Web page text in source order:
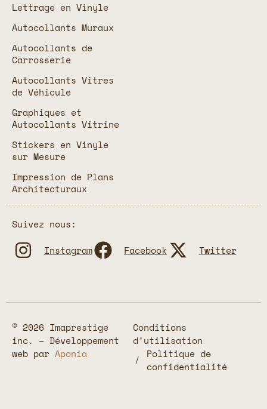
Lettrage en Vinyle
Autocollants Muraux
Autocollants de
Carrosserie
Autocollants Vitres
de Véhicule
Graphiques et
Autocollants Vitrine
Stickers en Vinyle
sur Mesure
Impression de Plans
Architecturaux
Suivez nous:
Instagram
Facebook Twitter
© 2026 Imaprestige
inc. – Développement
web par Aponia
Conditions
d'utilisation
Politique de
confidentialité